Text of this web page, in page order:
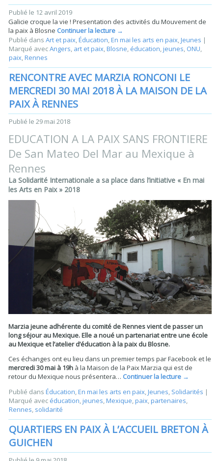
Publié le 12 avril 2019
Galicie croque la vie ! Presentation des activités du Mouvement de
la paix à Blosne Continuer la lecture →
Publié dans Art et paix,Éducation,En mai les arts en paix,Jeunes |
Marqué avecAngers, art et paix,Blosne, éducation,jeunes, ONU,
paix,Rennes
RENCONTRE AVEC MARZIA RONCONI LE
MERCREDI 30 MAI 2018 À LA MAISON DE LA
PAIX À RENNES
Publié le 29 mai 2018
EDUCATION A LA PAIX SANS FRONTIERE
De San Mateo Del Mar au Mexique à
Rennes
La Solidarité Internationale a sa place dans l’initiative « En mai
les Arts en Paix » 2018
Marzia jeune adhérente du comité de Rennes vient de passer un
long séjour au Mexique. Elle a noué un partenariat entre une école
au Mexique et l’atelier d’éducation à la paix du Blosne.
Ces échanges ont eu lieu dans un premier temps par Facebook et le
mercredi 30 mai à 19h à la Maison de la Paix Marzia qui est de
retour du Mexique nous présentera… Continuer la lecture →
Publié dans Éducation,En mai les arts en paix,Jeunes, Solidarités |
Marqué avec éducation,jeunes,Mexique,paix,partenaires,
Rennes, solidarité
QUARTIERS EN PAIX À L’ACCUEIL BRETON À
GUICHEN